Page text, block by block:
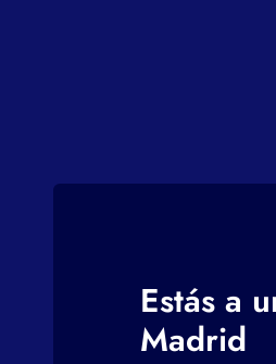
Estás a
Madrid